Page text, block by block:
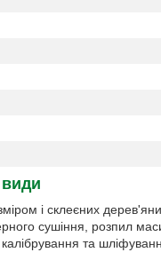
і склеєних
сушіння, розпил
та